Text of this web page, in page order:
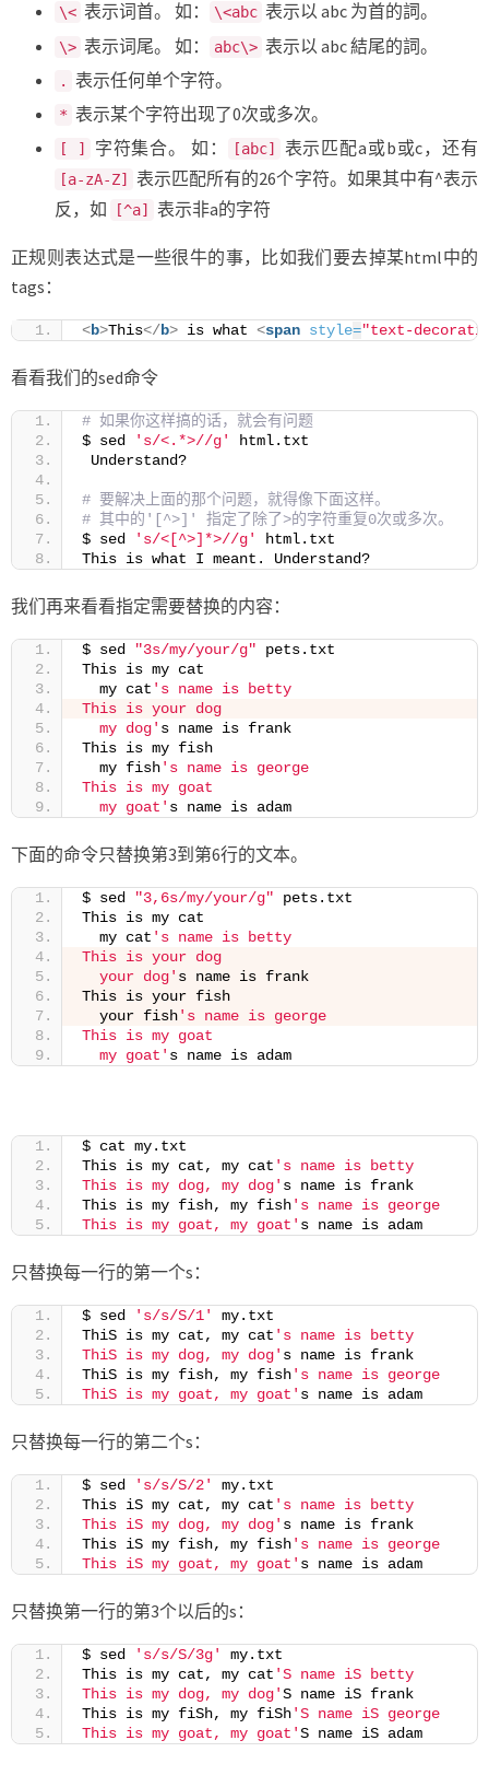
\< 表示词首。 如： \<abc 表示以 abc 为首的詞。
\> 表示词尾。 如： abc\> 表示以 abc 結尾的詞。
. 表示任何单个字符。
* 表示某个字符出现了0次或多次。
[ ] 字符集合。 如： [abc] 表示匹配a或b或c，还有
[a-zA-Z]
表示匹配所有的26个字符。如果其中有^表示
反，如
[^a] 表示非a的字符
正规则表达式是一些很牛的事，比如我们要去掉某html中的
tags：
<b>This</b> is what <span style="text-
看看我们的sed命令
# 如果你这样搞的话，就会有问题
$ sed
's/<.*>//g'
html.txt
Understand?
# 要解决上面的那个问题，就得像下面这样。
# 其中的'[^>]' 指定了除了>的字符重复0次或多次。
$ sed
's/<[^>]*>//g'
html.txt
This is what I meant. Understand?
我们再来看看指定需要替换的内容：
$ sed "3s/my/your/g" pets.txt
This is my cat
  my cat
's name is betty
This is your dog
  my dog'
s name is frank
This is my fish
  my fish
's name is george
This is my goat
  my goat'
s name is adam
下面的命令只替换第3到第6行的文本。
$ sed "3,6s/my/your/g" pets.txt
This is my cat
  my cat
's name is betty
This is your dog
  your dog'
s name is frank
This is your fish
  your fish
's name is george
This is my goat
  my goat'
s name is adam
$ cat my.txt
This is my cat, my cat 's name is betty
This is my dog, my dog' s name is frank
This is my fish, my fish's name is george
This is my goat, my goat' s name is adam
只替换每一行的第一个s：
$ sed 's/s/S/1'
my.txt
ThiS is my cat, my cat 's name is betty
ThiS is my dog, my dog' s name is frank
ThiS is my fish, my fish's name is george
ThiS is my goat, my goat' s name is adam
只替换每一行的第二个s：
$ sed 's/s/S/2'
my.txt
This iS my cat, my cat 's name is betty
This iS my dog, my dog' s name is frank
This iS my fish, my fish's name is george
This iS my goat, my goat' s name is adam
只替换第一行的第3个以后的s：
$ sed 's/s/S/3g'
my.txt
This is my cat, my cat 'S name iS betty
This is my dog, my dog'S name iS frank
This is my fiSh, my fiSh'S name iS george
This is my goat, my goat'S name iS adam